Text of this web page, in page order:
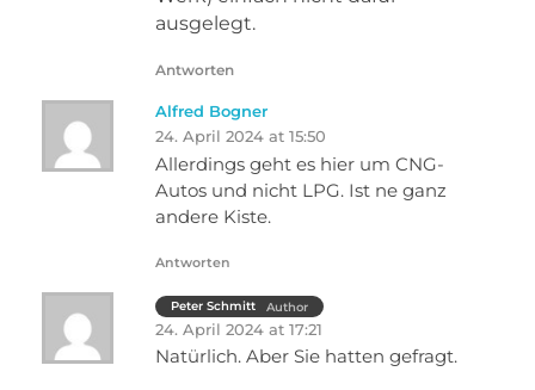
ausgelegt.
Antworten
Alfred Bogner
24. April 2024 at 15:50
Allerdings geht es hier um CNG-
Autos und nicht LPG. Ist ne ganz
andere Kiste.
Antworten
Peter Schmitt Author
24. April 2024 at 17:21
Natürlich. Aber Sie hatten gefragt.